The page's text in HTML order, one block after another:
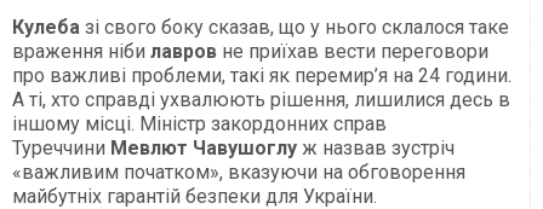
Кулеба зі свого боку сказав, що у нього склалося таке
враження ніби лавров не приїхав вести переговори
про важливі проблеми, такі як перемир’я на 24 години.
А ті, хто справді ухвалюють рішення, лишилися десь в
іншому місці. Міністр закордонних справ
Туреччини Мевлют Чавушоглу ж назвав зустріч
«важливим початком», вказуючи на обговорення
майбутніх гарантій безпеки для України.